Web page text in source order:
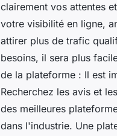
clairement vos attentes
votre visibilité en ligne,
attirer plus de trafic
besoins, il sera plus
de la plateforme : Il est
Recherchez les avis et
des meilleures
dans l'industrie. Une